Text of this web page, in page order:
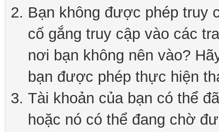
Bạn không được phép truy
cố gắng truy cập vào các
nơi bạn không nên vào?
bạn được phép thực hiện
Tài khoản của bạn có thể
hoặc nó có thể đang chờ